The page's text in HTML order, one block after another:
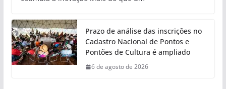
Prazo de análise das inscrições no
Cadastro Nacional de Pontos e
Pontões de Cultura é ampliado
6 de agosto de 2026